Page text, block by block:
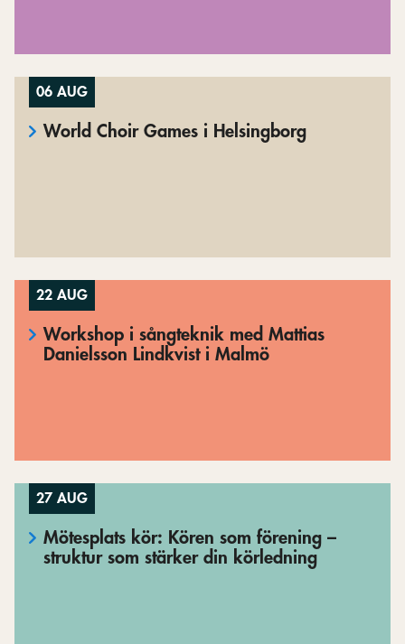
06 AUG
World Choir Games i Helsingborg
22 AUG
Workshop i sångteknik med Mattias
Danielsson Lindkvist i Malmö
27 AUG
Mötesplats kör: Kören som förening –
struktur som stärker din körledning